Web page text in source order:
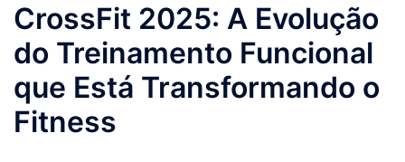
CrossFit 2025: A Evolução
do Treinamento Funcional
que Está Transformando o
Fitness